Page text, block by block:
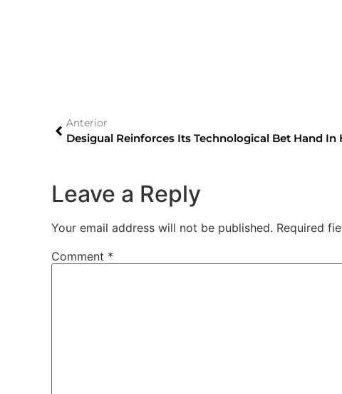
Anterior
Desigual Reinforces Its Technological Bet Hand In
Leave a Reply
Your email address will not be published. Required
Comment *